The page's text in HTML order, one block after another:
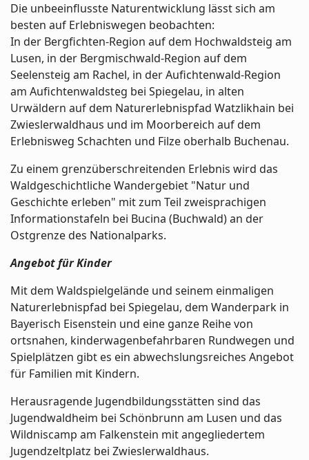
Die unbeeinflusste Naturentwicklung lässt sich am
besten auf Erlebniswegen beobachten:
In der Bergfichten-Region auf dem Hochwaldsteig am
Lusen, in der Bergmischwald-Region auf dem
Seelensteig am Rachel, in der Aufichtenwald-Region
am Aufichtenwaldsteg bei Spiegelau, in alten
Urwäldern auf dem Naturerlebnispfad Watzlikhain bei
Zwieslerwaldhaus und im Moorbereich auf dem
Erlebnisweg Schachten und Filze oberhalb Buchenau.
Zu einem grenzüberschreitenden Erlebnis wird das
Waldgeschichtliche Wandergebiet "Natur und
Geschichte erleben" mit zum Teil zweisprachigen
Informationstafeln bei Bucina (Buchwald) an der
Ostgrenze des Nationalparks.
Angebot für Kinder
Mit dem Waldspielgelände und seinem einmaligen
Naturerlebnispfad bei Spiegelau, dem Wanderpark in
Bayerisch Eisenstein und eine ganze Reihe von
ortsnahen, kinderwagenbefahrbaren Rundwegen und
Spielplätzen gibt es ein abwechslungsreiches Angebot
für Familien mit Kindern.
Herausragende Jugendbildungsstätten sind das
Jugendwaldheim bei Schönbrunn am Lusen und das
Wildniscamp am Falkenstein mit angegliedertem
Jugendzeltplatz bei Zwieslerwaldhaus.